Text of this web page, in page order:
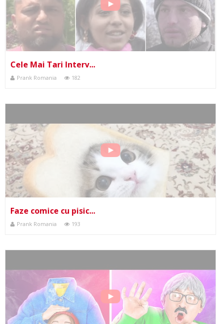
Cele Mai Tari Interv...
Prank Romania 182
Faze comice cu pisic...
Prank Romania 193